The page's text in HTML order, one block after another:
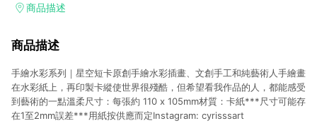
回饋訂單不得享有 Pinkoi 站方優惠，例如首購優惠，P coins，
行為，不具贈點資格，部分退款不在此限。 6. APP 請更新至
貨後 45 天後發送。 8. 群眾募資商品，禮物卡，開館保證金，補
運費，攤位費等不具贈點資格。 9. LINE 購物站上之商品規格、
顏色、價位、贈品如與 Pinkoi 商品資訊頁及購物車不符，以
Pinkoi 購物商品資訊頁及購物車標示為準。 10. 點數紅包使用規
商品描述
商品描述
手繪水彩系列｜星空短卡原創手繪水彩插畫、文創手工和純藝術人手繪畫
在水彩紙上，再印製卡縱使世界很殘酷，但希望看我作品的人，都能感受
到藝術的一點溫柔尺寸：每張約 110 x 105mm材質：卡紙***尺寸可能存
在1至2mm誤差***用紙按供應而定Instagram: cyrisssart